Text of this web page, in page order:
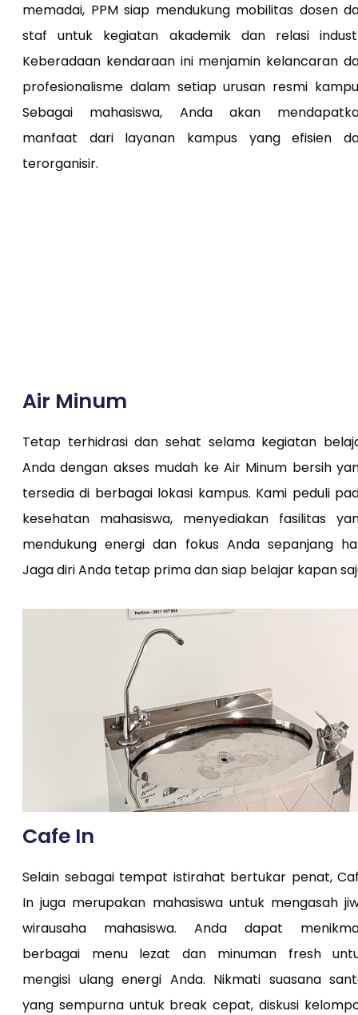
memadai, PPM siap mendukung mobilitas dosen
staf untuk kegiatan akademik dan relasi
Keberadaan kendaraan ini menjamin kelancaran
profesionalisme dalam setiap urusan resmi
Sebagai mahasiswa, Anda akan
manfaat dari layanan kampus yang efisien
terorganisir.
Air Minum
Tetap terhidrasi dan sehat selama kegiatan
Anda dengan akses mudah ke Air Minum bersih
tersedia di berbagai lokasi kampus. Kami peduli
kesehatan mahasiswa, menyediakan fasilitas
mendukung energi dan fokus Anda sepanjang
Jaga diri Anda tetap prima dan siap belajar kapan
Cafe In
Selain sebagai tempat istirahat bertukar penat,
In juga merupakan mahasiswa untuk mengasah
wirausaha mahasiswa. Anda dapat
berbagai menu lezat dan minuman fresh
mengisi ulang energi Anda. Nikmati suasana
yang sempurna untuk break cepat, diskusi